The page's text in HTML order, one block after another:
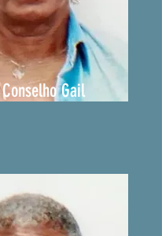
Conselho Gail